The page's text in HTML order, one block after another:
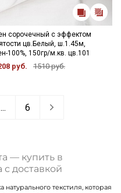
сорочечный с эффектом
цв.Белый, ш.1.45м,
100%, 150гр/м.кв. цв.101
руб. 1510 руб.
... 6
— купить в
доставкой
текстиля, которая